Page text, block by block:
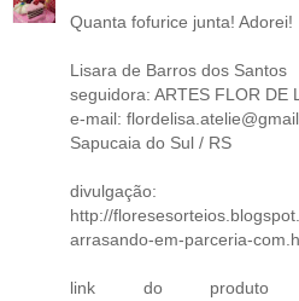
Quanta fofurice junta! Adorei!
Lisara de Barros dos Santos
seguidora: ARTES FLOR DE
e-mail:
Sapucaia do Sul / RS
divulgação:
http://
arrasando-em-parceria-
link do produto